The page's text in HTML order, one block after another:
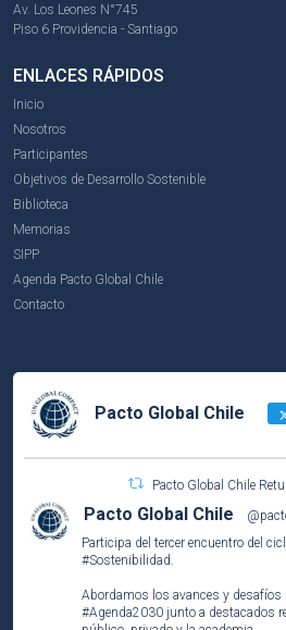
Av. Los Leones N°745
Piso 6 Providencia - Santiago
ENLACES RÁPIDOS
Inicio
Nosotros
Participantes
Objetivos de Desarrollo Sostenible
Biblioteca
Memorias
SIPP
Agenda Pacto Global Chile
Contacto
Pacto Global Chile
Pacto Global Chile
Pacto Global Chile
Participa del tercer encuentro del
#Sostenibilidad
Abordamos los avances y desafíos
#Agenda2030 junto a destacados